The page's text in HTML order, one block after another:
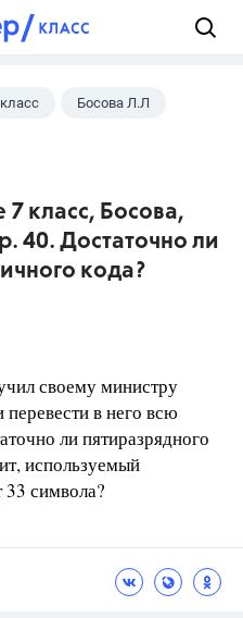
Босова Л.Л
класс, Босова,
40. Достаточно ли
кода?
своему министру
в него всю
ли пятиразрядного
используемый
символа?